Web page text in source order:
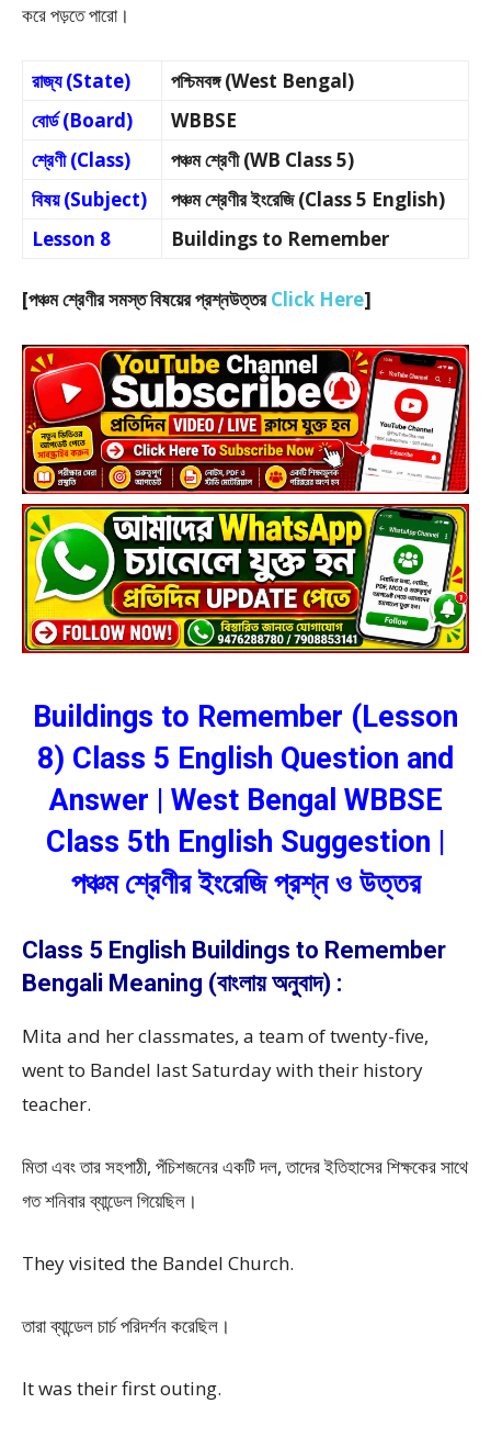
করে পড়তে পারো।
রাজ্য (State)
পশ্চিমবঙ্গ (West Bengal)
বোর্ড (Board)
WBBSE
শ্রেণী (Class)
পঞ্চম শ্রেণী (WB Class 5)
বিষয় (Subject)
পঞ্চম শ্রেণীর ইংরেজি (Class 5 English)
Lesson 8
Buildings to Remember
[পঞ্চম শ্রেণীর সমস্ত বিষয়ের প্রশ্নউত্তর Click Here]
Buildings to Remember (Lesson
8) Class 5 English Question and
Answer | West Bengal WBBSE
Class 5th English Suggestion |
পঞ্চম শ্রেণীর ইংরেজি প্রশ্ন ও উত্তর
Class 5 English Buildings to Remember
Bengali Meaning (বাংলায় অনুবাদ) :
Mita and her classmates, a team of twenty-five,
went to Bandel last Saturday with their history
teacher.
মিতা এবং তার সহপাঠী, পঁচিশজনের একটি দল, তাদের ইতিহাসের শিক্ষকের সাথে
গত শনিবার ব্যান্ডেল গিয়েছিল।
They visited the Bandel Church.
তারা ব্যান্ডেল চার্চ পরিদর্শন করেছিল।
It was their first outing.